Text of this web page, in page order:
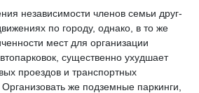
независимости членов семьи друг-
по городу, однако, в то же
мест для организации
существенно ухудшает
проездов и транспортных
же подземные паркинги,